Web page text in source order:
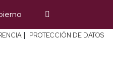
| PROTECCIÓN DE DATOS